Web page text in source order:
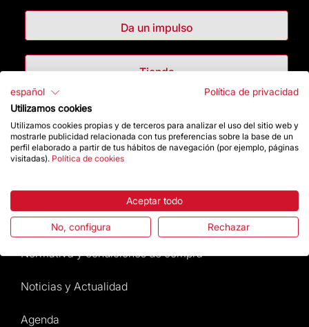
Da un impulso
Tienda
Destacados
La Fundación
Atención al Visitante
Normativa y condiciones de compra
Noticias y Actualidad
Agenda
español
Política de privacidad
Utilizamos cookies
Utilizamos cookies propias y de terceros para analizar el uso del sitio web y
mostrarle publicidad relacionada con tus preferencias sobre la base de un
perfil elaborado a partir de tus hábitos de navegación (por ejemplo, páginas
visitadas). Política de cookies
Aceptar todo
No, configura Rechazar